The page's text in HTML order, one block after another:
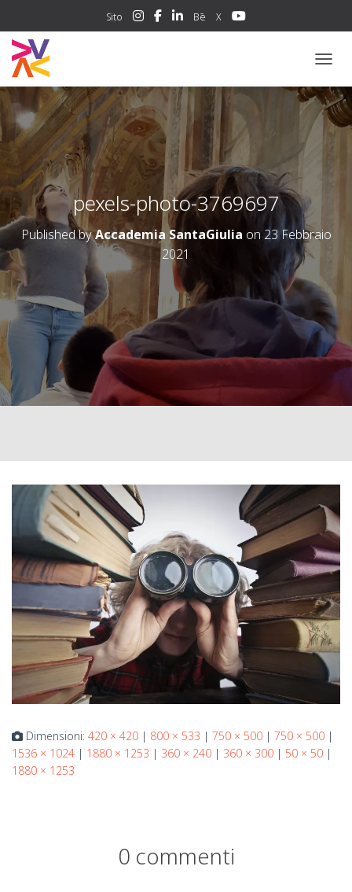
Sito Bē X
pexels-photo-3769697
Published byAccademia SantaGiulia on 23 Febbraio
2021
Dimensioni: 420 × 420 | 800 × 533 | 750 × 500 | 750 × 500 |
1536 × 1024 | 1880 × 1253 | 360 × 240 | 360 × 300 | 50 × 50 |
1880 × 1253
0 commenti